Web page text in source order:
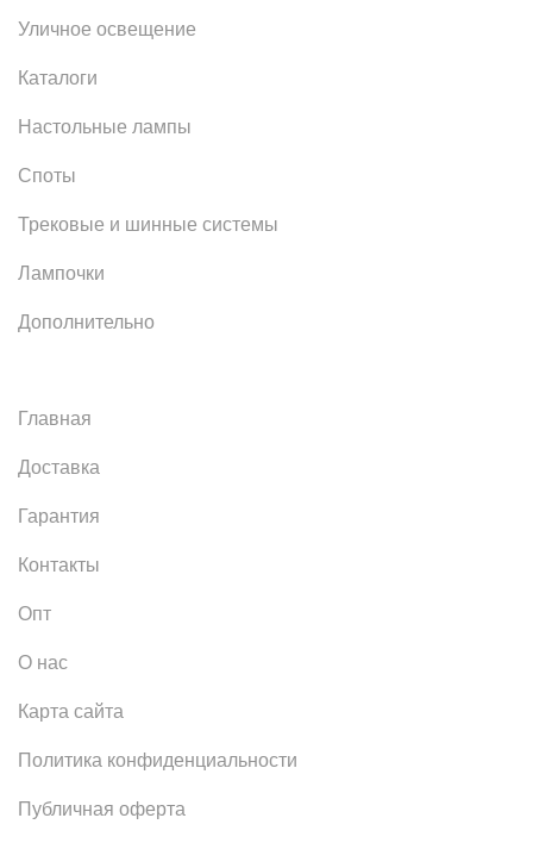
Уличное освещение
Каталоги
Настольные лампы
Споты
Трековые и шинные системы
Лампочки
Дополнительно
Главная
Доставка
Гарантия
Контакты
Опт
О нас
Карта сайта
Политика конфиденциальности
Публичная оферта